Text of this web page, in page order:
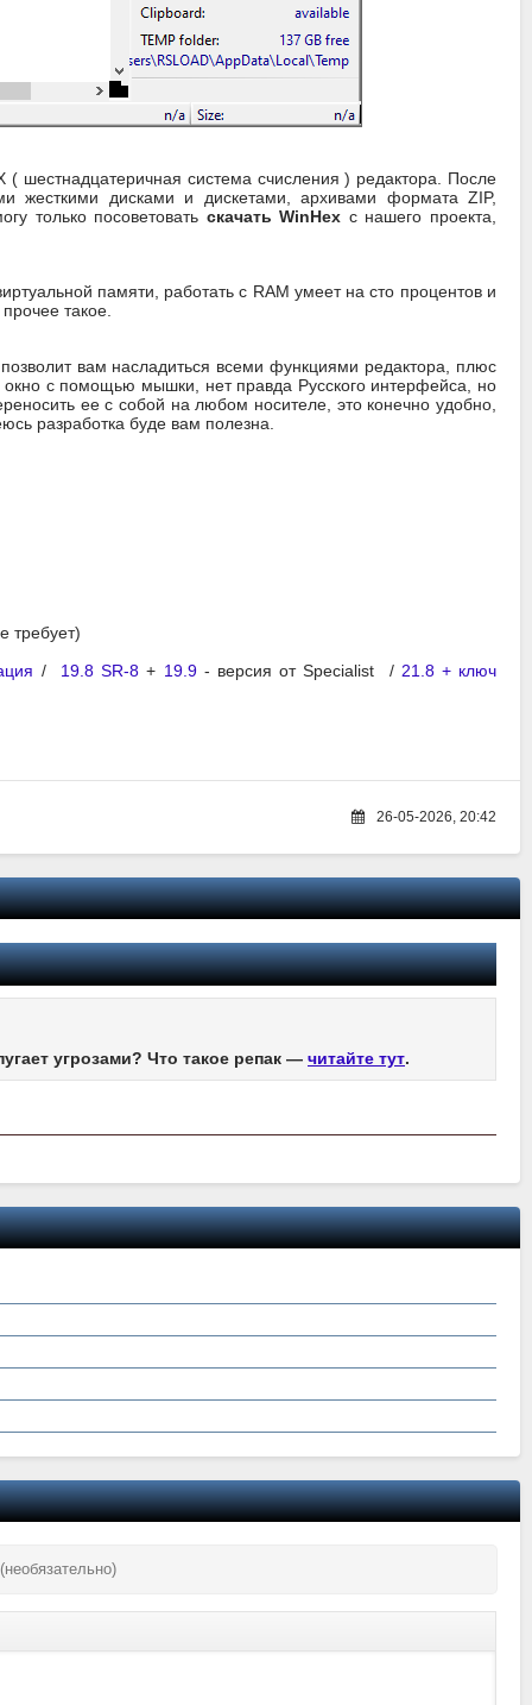
шестнадцатеричная система счисления ) редактора. После
жесткими дисками и дискетами, архивами формата ZIP,
только посоветовать скачать WinHex с нашего проекта,
памяти, работать с RAM умеет на сто процентов и
такое.
вам насладиться всеми функциями редактора, плюс
с помощью мышки, нет правда Русского интерфейса, но
ее с собой на любом носителе, это конечно удобно,
разработка буде вам полезна.
требует)
/ 19.8 SR-8 + 19.9- версия от Specialist / 21.8 + ключ
26-05-2026, 20:42
угрозами? Что такое репак — читайте тут.